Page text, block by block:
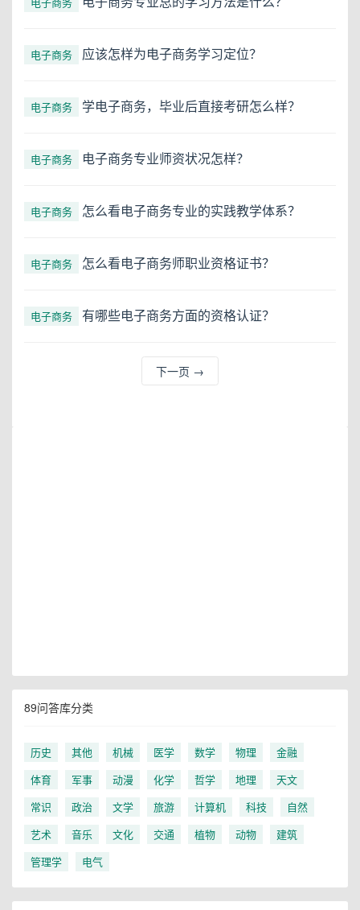
电子商务 应该怎样为电子商务学习定位？
电子商务 学电子商务，毕业后直接考研怎么样？
电子商务 电子商务专业师资状况怎样？
电子商务 怎么看电子商务专业的实践教学体系？
电子商务 怎么看电子商务师职业资格证书？
电子商务 有哪些电子商务方面的资格认证？
下一页 →
89问答库分类
历史 其他 机械 医学 数学 物理
金融
体育
军事 动漫 化学 哲学 地理
天文
常识
政治 文学 旅游 计算机 科技
自然
艺术
音乐 文化 交通 植物 动物
建筑
管理学
电气